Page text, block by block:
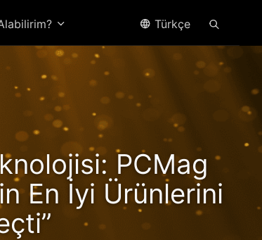
Türkçe
PCMag
En İyi Ürünlerini